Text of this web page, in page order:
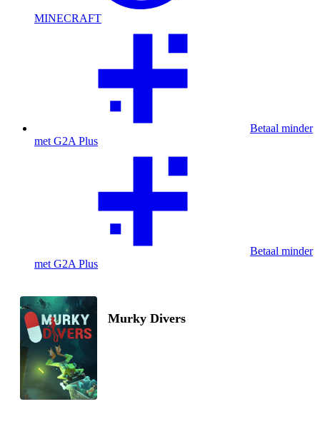
MINECRAFT
Betaal minder
met G2A Plus
Betaal minder
met G2A Plus
Murky Divers